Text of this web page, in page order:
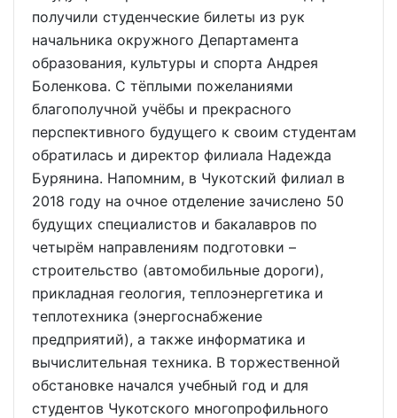
получили студенческие билеты из рук
начальника окружного Департамента
образования, культуры и спорта Андрея
Боленкова. С тёплыми пожеланиями
благополучной учёбы и прекрасного
перспективного будущего к своим студентам
обратилась и директор филиала Надежда
Бурянина. Напомним, в Чукотский филиал в
2018 году на очное отделение зачислено 50
будущих специалистов и бакалавров по
четырём направлениям подготовки –
строительство (автомобильные дороги),
прикладная геология, теплоэнергетика и
теплотехника (энергоснабжение
предприятий), а также информатика и
вычислительная техника. В торжественной
обстановке начался учебный год и для
студентов Чукотского многопрофильного